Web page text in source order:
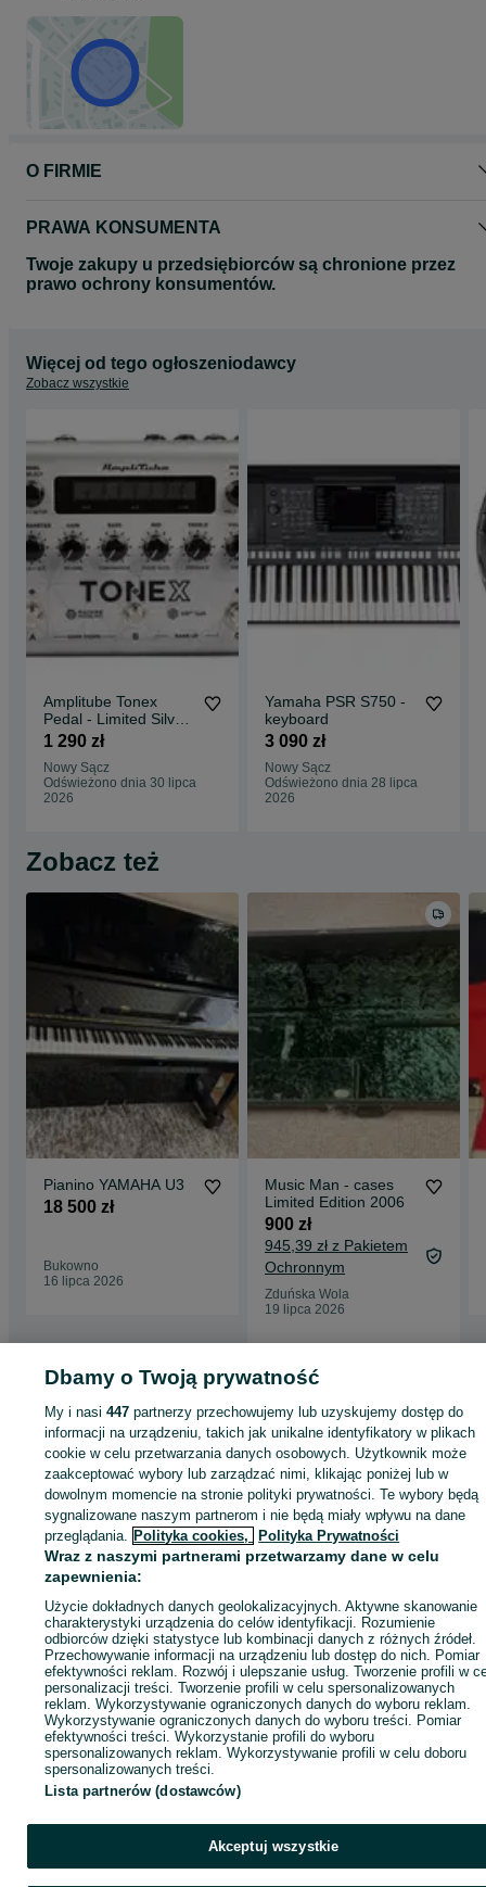
O FIRMIE
PRAWA KONSUMENTA
Twoje zakupy u przedsiębiorców są chronione przez
prawo ochrony konsumentów.
Więcej od tego ogłoszeniodawcy
Zobacz wszystkie
Amplitube Tonex
Pedal - Limited Silver
Edition
1 290 zł
Nowy Sącz
Odświeżono dnia 30 lipca
2026
Yamaha PSR S750 -
keyboard
3 090 zł
Nowy Sącz
Odświeżono dnia 28 lipca
2026
Zobacz też
Pianino YAMAHA U3
18 500 zł
Bukowno
16 lipca 2026
Music Man - cases
Limited Edition 2006
900 zł
945,39 zł z Pakietem
Ochronnym
Zduńska Wola
19 lipca 2026
Strona główna Muzyka i Edukacja Instrumenty
KATEGORIA
ID:1066627267 Wyświetlenia:
Zadzwoń / SMS
Dbamy o Twoją prywatność
My i nasi447 partnerzy przechowujemy lub uzyskujemy dostęp do
informacji na urządzeniu, takich jak unikalne identyfikatory w plikach
cookie w celu przetwarzania danych osobowych. Użytkownik może
zaakceptować wybory lub zarządzać nimi, klikając poniżej lub w
dowolnym momencie na stronie polityki prywatności. Te wybory będą
sygnalizowane naszym partnerom i nie będą miały wpływu na dane
przeglądania. Polityka cookies, Polityka Prywatności
Wraz z naszymi partnerami przetwarzamy dane w celu
zapewnienia:
Użycie dokładnych danych geolokalizacyjnych. Aktywne skanowanie
charakterystyki urządzenia do celów identyfikacji. Rozumienie
odbiorców dzięki statystyce lub kombinacji danych z różnych źródeł.
Przechowywanie informacji na urządzeniu lub dostęp do nich. Pomiar
efektywności reklam. Rozwój i ulepszanie usług. Tworzenie profili w
personalizacji treści. Tworzenie profili w celu spersonalizowanych
reklam. Wykorzystywanie ograniczonych danych do wyboru reklam.
Wykorzystywanie ograniczonych danych do wyboru treści. Pomiar
efektywności treści. Wykorzystanie profili do wyboru
spersonalizowanych reklam. Wykorzystywanie profili w celu doboru
spersonalizowanych treści.
Lista partnerów (dostawców)
Akceptuj wszystkie